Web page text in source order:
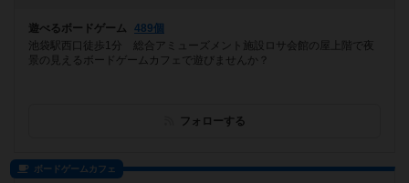
遊べるボードゲーム
489個
池袋駅西口徒歩1分 総合アミューズメント施設ロサ会館の屋上階で夜
景の見えるボードゲームカフェで遊びませんか？
フォローする
ボードゲームカフェ